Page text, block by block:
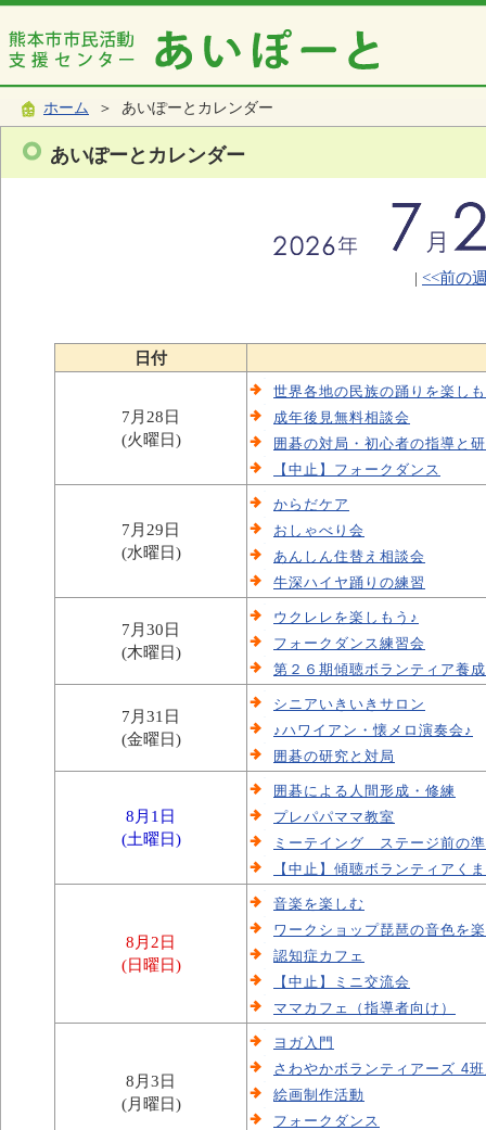
ホーム ＞ あいぽーとカレンダー
あいぽーとカレンダー
| <<前の
日付
7月28日
(火曜日)
世界各地の民族の踊りを楽し
成年後見無料相談会
囲碁の対局・初心者の指導と
【中止】フォークダンス
7月29日
(水曜日)
からだケア
おしゃべり会
あんしん住替え相談会
牛深ハイヤ踊りの練習
7月30日
(木曜日)
ウクレレを楽しもう♪
フォークダンス練習会
第２６期傾聴ボランティア養
7月31日
(金曜日)
シニアいきいきサロン
♪ハワイアン・懐メロ演奏会♪
囲碁の研究と対局
8月1日
(土曜日)
囲碁による人間形成・修練
プレパパママ教室
ミーテイング ステージ前の
【中止】傾聴ボランティアく
8月2日
(日曜日)
音楽を楽しむ
ワークショップ琵琶の音色を
認知症カフェ
【中止】ミニ交流会
ママカフェ（指導者向け）
8月3日
(月曜日)
ヨガ入門
さわやかボランティアーズ 4
絵画制作活動
フォークダンス